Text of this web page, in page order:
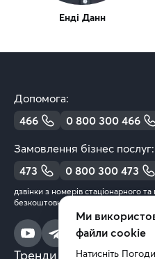
Енді Данн
Допомога:
466
0 800 300 466
Замовлення бізнес послуг:
473
0 800 300 473
дзвінки з номерів стаціонарного та
безкоштовні
Тренди та аналітика
Ми
файли cookie
Натисніть